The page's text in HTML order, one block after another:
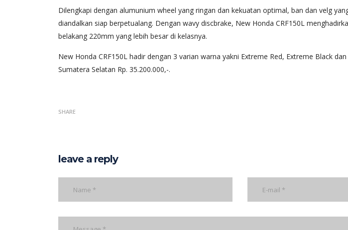
Dilengkapi dengan alumunium wheel yang ringan dan kekuatan optimal, ban dan velg
diandalkan siap berpetualang. Dengan wavy discbrake, New Honda CRF150L
belakang 220mm yang lebih besar di kelasnya.
New Honda CRF150L hadir dengan 3 varian warna yakni Extreme Red, Extreme Black
Sumatera Selatan Rp. 35.200.000,-.
SHARE
leave a reply